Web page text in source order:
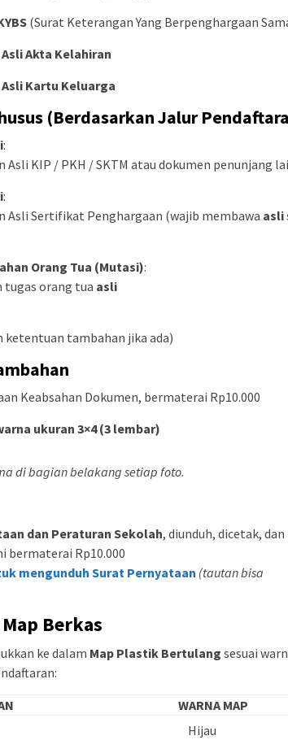
(Surat Keterangan Yang Berpenghargaan
Akta Kelahiran
Kartu Keluarga
(Berdasarkan Jalur
:
Asli KIP / PKH / SKTM atau dokumen penunjang
:
Asli Sertifikat Penghargaan (wajib membawa asli
Orang Tua (Mutasi):
tugas orang tua asli
ketentuan tambahan jika ada)
Keabsahan Dokumen, bermaterai Rp10.000
ukuran 3×4 (3 lembar)
di bagian belakang setiap foto.
dan Peraturan Sekolah, diunduh, dicetak, dan
bermaterai Rp10.000
mengunduh Surat Pernyataan (tautan bisa
Berkas
ke dalam Map Plastik Bertulang sesuai
WARNA MAP
Hijau